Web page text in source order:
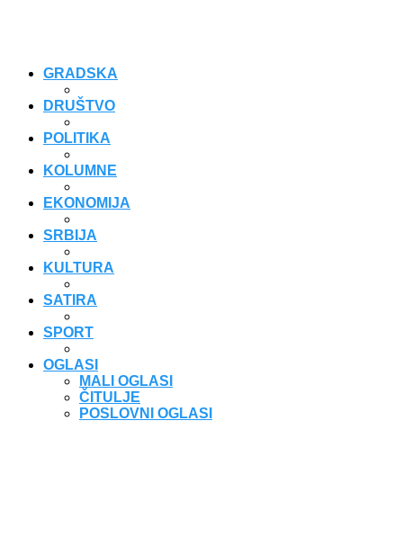
GRADSKA
DRUŠTVO
POLITIKA
KOLUMNE
EKONOMIJA
SRBIJA
KULTURA
SATIRA
SPORT
OGLASI
MALI OGLASI
ČITULJE
POSLOVNI OGLASI